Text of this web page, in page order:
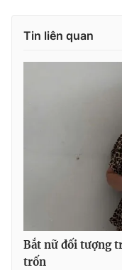
Tin liên quan
Bắt nữ đối tượng
trốn